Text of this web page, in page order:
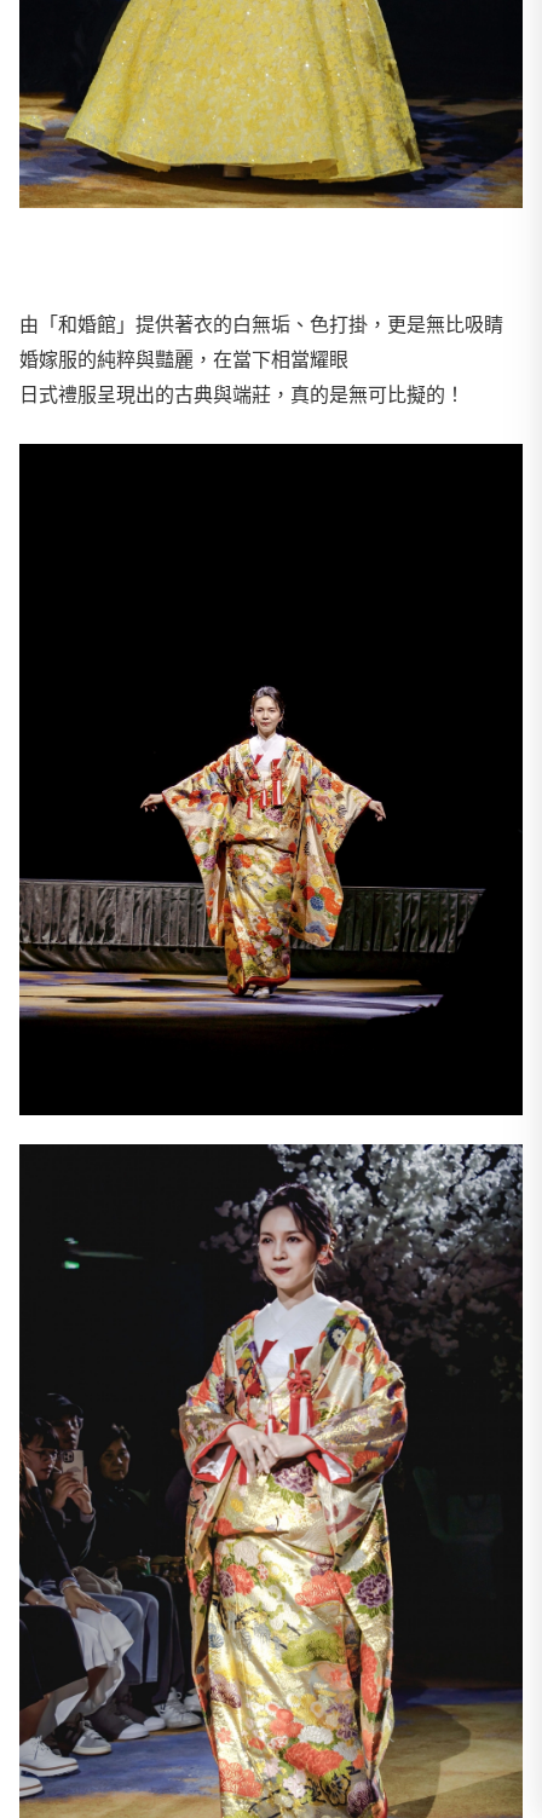
由「和婚館」提供著衣的白無垢、色打掛，更是無比吸睛
婚嫁服的純粹與豔麗，在當下相當耀眼
日式禮服呈現出的古典與端莊，真的是無可比擬的！